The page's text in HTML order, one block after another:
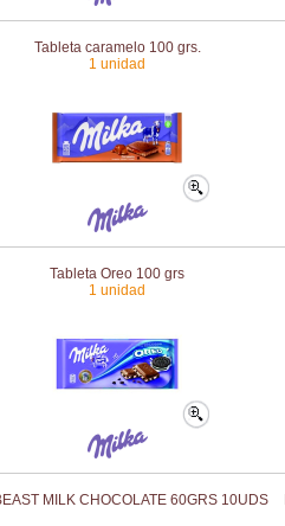
Tableta caramelo 100 grs.
1 unidad
Tableta Oreo 100 grs
1 unidad
MILK CHOCOLATE 60GRS 10UDS